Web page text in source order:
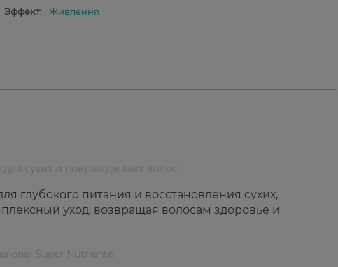
Эффект:
Живлення
глубокого питания и восстановления сухих,
уход, возвращая волосам здоровье и